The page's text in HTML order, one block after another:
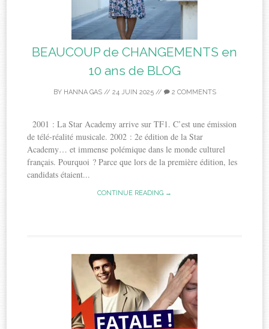
BEAUCOUP de CHANGEMENTS en
10 ans de BLOG
BY HANNA GAS// 24 JUIN 2025// 2 COMMENTS
2001 : La Star Academy arrive sur TF1. C’est une émission
de télé-réalité musicale. 2002 : 2e édition de la Star
Academy… et immense polémique dans le monde culturel
français. Pourquoi ? Parce que lors de la première édition, les
candidats étaient...
CONTINUE READING →